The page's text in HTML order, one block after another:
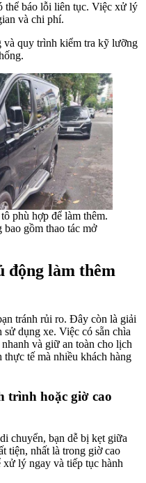
thể báo lỗi liên tục. Việc xử lý
và chi phí.
và quy trình kiểm tra kỹ lưỡng
phù hợp để làm thêm.
gồm thao tác mở
động làm thêm
tránh rủi ro. Đây còn là giải
dụng xe. Việc có sẵn chìa
và giữ an toàn cho lịch
tế mà nhiều khách hàng
trình hoặc giờ cao
chuyển, bạn dễ bị kẹt giữa
tiện, nhất là trong giờ cao
lý ngay và tiếp tục hành